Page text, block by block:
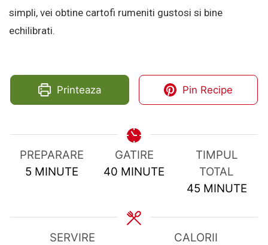
simpli, vei obtine cartofi rumeniti gustosi si bine
echilibrati.
Printeaza Pin Recipe
PREPARARE
5MINUTES
MINUTE
GATIRE
40 MINUTES
MINUTE
TIMPUL
TOTAL
45MINUTES
MINUTE
SERVIRE
CALORII